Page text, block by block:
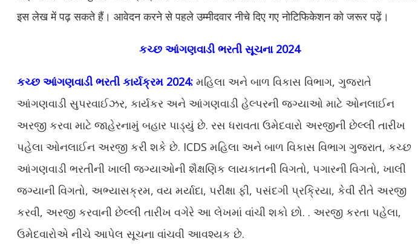
इस लेख में पढ़ सकते हैं। आवेदन करने से पहले उम्मीदवार नीचे दिए गए नोटिफिकेशन को जरूर पढ़ें।
કચ્છ આંગણવાડી ભરતી સૂચના 2024
કચ્છ આંગણવાડી ભરતી કાર્યક્રમ 2024: મહિલા અને બાળ વિકાસ વિભાગ, ગુજરાતે
આંગણવાડી સુપરવાઈઝર, કાર્યકર અને આંગણવાડી હેલ્પરની જગ્યાઓ માટે ઓનલાઈન
અરજી કરવા માટે જાહેરનામું બહાર પાડ્યું છે. રસ ધરાવતા ઉમેદવારો અરજીની છેલ્લી તારીખ
પહેલા ઓનલાઈન અરજી કરી શકે છે. ICDS મહિલા અને બાળ વિકાસ વિભાગ ગુજરાત, કચ્છ
આંગણવાડી ભરતીની ખાલી જગ્યાઓની શૈક્ષણિક લાયકાતની વિગતો, પગારની વિગતો, ખાલી
જગ્યાની વિગતો, અભ્યાસક્રમ, વય મર્યાદા, પરીક્ષા ફી, પસંદગી પ્રક્રિયા, કેવી રીતે અરજી
કરવી, અરજી કરવાની છેલ્લી તારીખ વગેરે આ લેખમાં વાંચી શકો છો. . અરજી કરતા પહેલા,
ઉમેદવારોએ નીચે આપેલ સૂચના વાંચવી આવશ્યક છે.